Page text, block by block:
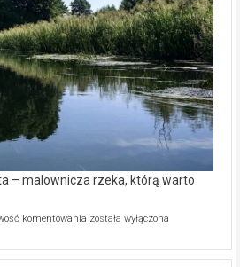
– malownicza rzeka, którą warto
komentowania Ekologiczne
–
została wyłączona